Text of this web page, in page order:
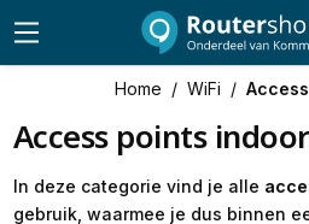
Home / WiFi /
Access points indoor
In deze categorie vind je alle
gebruik, waarmee je dus binnen